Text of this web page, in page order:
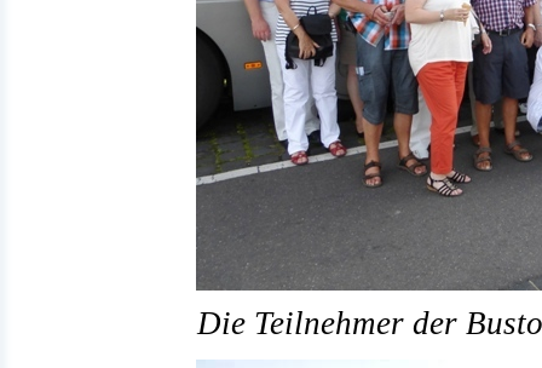
Die Teilnehmer der